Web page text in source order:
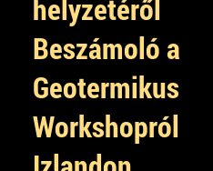
helyzetéről
Beszámoló a
Geotermikus
Workshopról